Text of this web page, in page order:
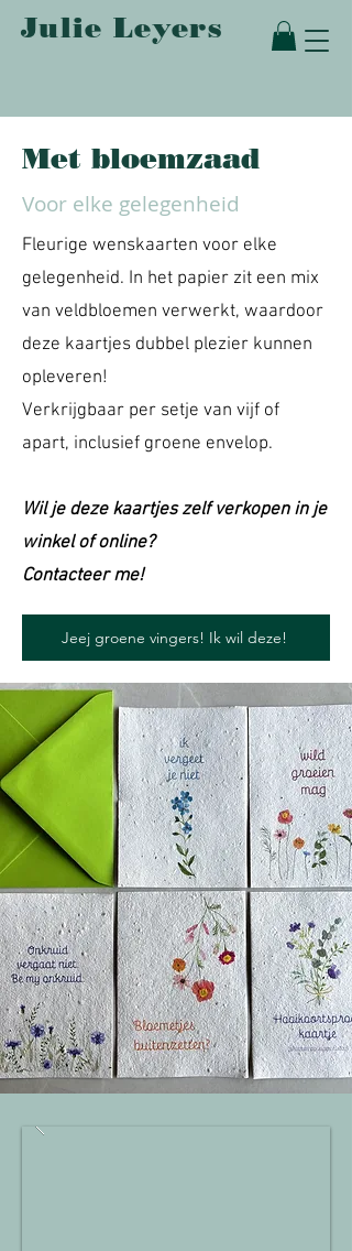
Julie Leyers
Met bloemzaad
Voor elke gelegenheid
Fleurige wenskaarten voor elke
gelegenheid. In het papier zit een mix
van veldbloemen verwerkt, waardoor
deze kaartjes dubbel plezier kunnen
opleveren!
Verkrijgbaar per setje van vijf of
apart, inclusief groene envelop.
Wil je deze kaartjes zelf verkopen in je
winkel of online?
Contacteer me!
Jeej groene vingers! Ik wil deze!